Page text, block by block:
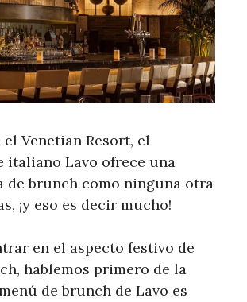
Venetian Resort, el
italiano Lavo ofrece una
de brunch como ninguna otra
¡y eso es decir mucho!
en el aspecto festivo de
hablemos primero de la
de brunch de Lavo es